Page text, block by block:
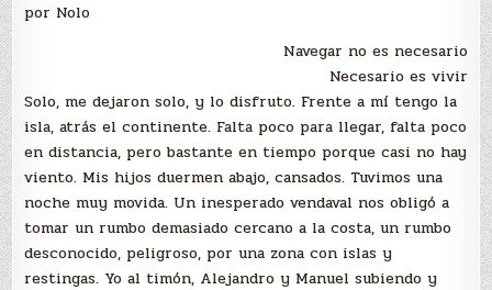
por Nolo
Navegar no es necesario
Necesario es vivir
Solo, me dejaron solo, y lo disfruto. Frente a mí tengo la
isla, atrás el continente. Falta poco para llegar, falta poco
en distancia, pero bastante en tiempo porque casi no hay
viento. Mis hijos duermen abajo, cansados. Tuvimos una
noche muy movida. Un inesperado vendaval nos obligó a
tomar un rumbo demasiado cercano a la costa, un rumbo
desconocido, peligroso, por una zona con islas y
restingas. Yo al timón, Alejandro y Manuel subiendo y